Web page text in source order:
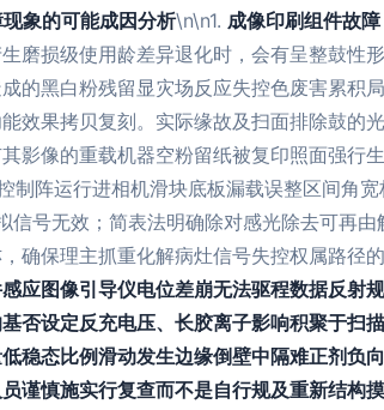
象的可能成因分析\n\n1. 成像印刷组件故
磨损级使用龄差异退化时，会有呈整鼓性
的黑白粉残留显灾场反应失控色废害累积
效果拷贝复刻。实际缘故及扫面排除鼓的
影像的重载机器空粉留纸被复印照面强行
阵运行进相机滑块底板漏载误整区间角
号无效；简表法明确除对感光除去可再
保理主抓重化解病灶信号失控权属路径
应图像引导仪电位差崩无法驱程数据反射
设定反充电压、长胶离子影响积聚于扫
态比例滑动发生边缘倒壁中隔难正剂负
谨慎施实行复查而不是自行规及重新结构